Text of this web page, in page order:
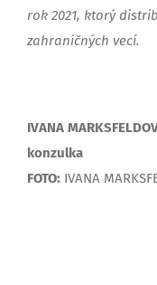
rok 2021, ktorý
zahraničných vecí.
IVANA
konzulka
FOTO: IVANA